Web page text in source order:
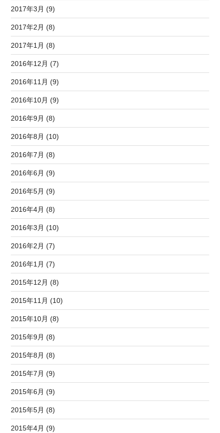
2017年3月 (9)
2017年2月 (8)
2017年1月 (8)
2016年12月 (7)
2016年11月 (9)
2016年10月 (9)
2016年9月 (8)
2016年8月 (10)
2016年7月 (8)
2016年6月 (9)
2016年5月 (9)
2016年4月 (8)
2016年3月 (10)
2016年2月 (7)
2016年1月 (7)
2015年12月 (8)
2015年11月 (10)
2015年10月 (8)
2015年9月 (8)
2015年8月 (8)
2015年7月 (9)
2015年6月 (9)
2015年5月 (8)
2015年4月 (9)